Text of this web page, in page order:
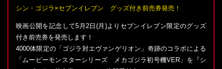
シン・ゴジラ×セブンイレブン グッズ付き前売券発売！
映画公開を記念して5月2日(月)よりセブンイレブン限定のグッズ
付き前売券を発売します！
4000体限定の「ゴジラ対エヴァンゲリオン」奇跡のコラボによる
「ムービーモンスターシリーズ メカゴジラ初号機VER」を『シ